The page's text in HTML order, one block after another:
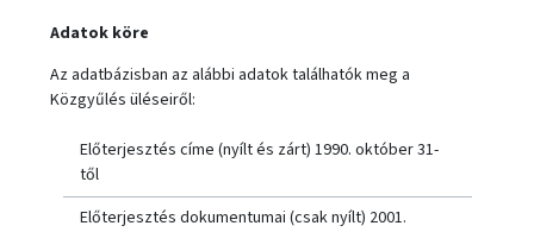
Adatok köre
Az adatbázisban az alábbi adatok találhatók meg a
Közgyűlés üléseiről:
Előterjesztés címe (nyílt és zárt) 1990. október 31-
től
Előterjesztés dokumentumai (csak nyílt) 2001.